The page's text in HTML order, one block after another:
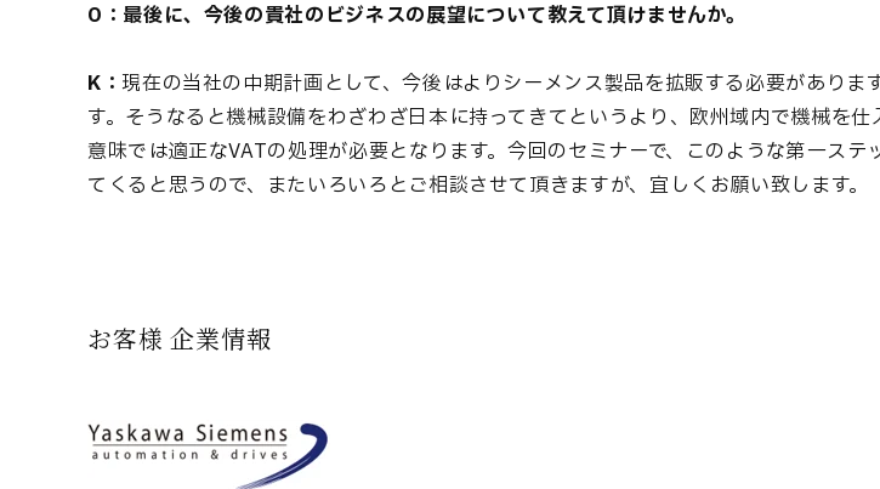
O：最後に、今後の貴社のビジネスの展望について教えて頂けませんか。
K： 現在の当社の中期計画として、今後はよりシーメンス製品を拡販する必要があり
す。そうなると機械設備をわざわざ日本に持ってきてというより、欧州域内で機械を
意味では適正なVATの処理が必要となります。今回のセミナーで、このような第一ス
てくると思うので、またいろいろとご相談させて頂きますが、宜しくお願い致します。
お客様 企業情報